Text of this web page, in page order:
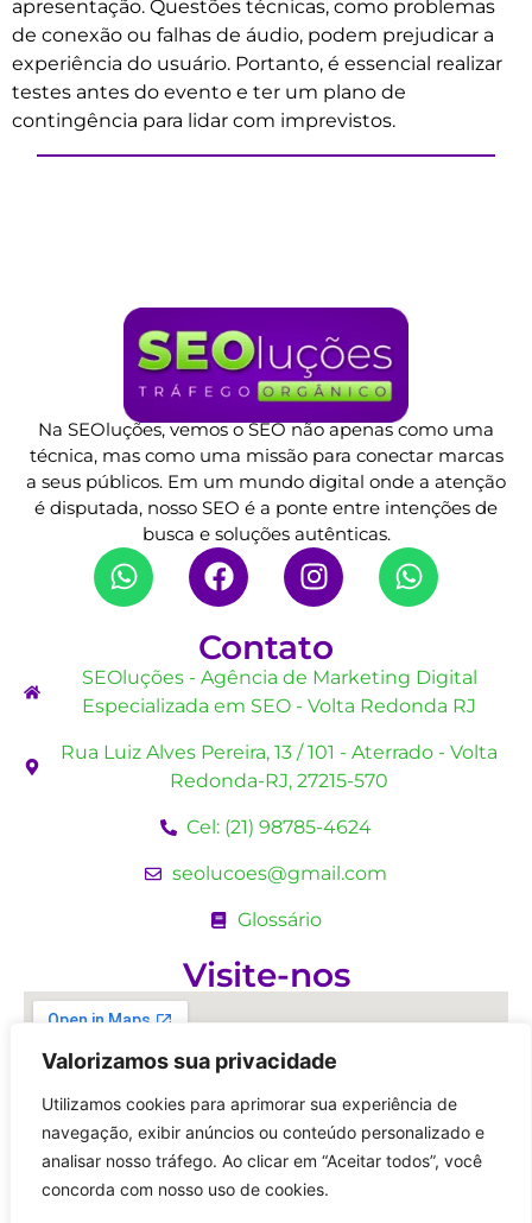
Valorizamos sua privacidade
Utilizamos cookies para aprimorar sua experiência de
navegação, exibir anúncios ou conteúdo personalizado e
analisar nosso tráfego. Ao clicar em “Aceitar todos”, você
concorda com nosso uso de cookies.
apresentação. Questões técnicas, como problemas
de conexão ou falhas de áudio, podem prejudicar a
experiência do usuário. Portanto, é essencial realizar
testes antes do evento e ter um plano de
contingência para lidar com imprevistos.
Na SEOluções, vemos o SEO não apenas como uma
técnica, mas como uma missão para conectar marcas
a seus públicos. Em um mundo digital onde a atenção
é disputada, nosso SEO é a ponte entre intenções de
busca e soluções autênticas.
Contato
SEOluções - Agência de Marketing Digital
Especializada em SEO - Volta Redonda RJ
Rua Luiz Alves Pereira, 13 / 101 - Aterrado - Volta
Redonda-RJ, 27215-570
Cel: (21) 98785-4624
seolucoes@gmail.com
Glossário
Visite-nos